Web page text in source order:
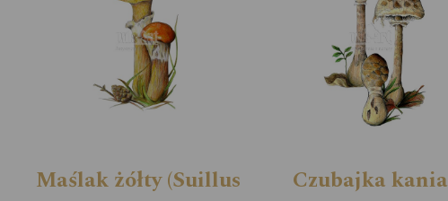
Maślak żółty (Suillus
Czubajka kania